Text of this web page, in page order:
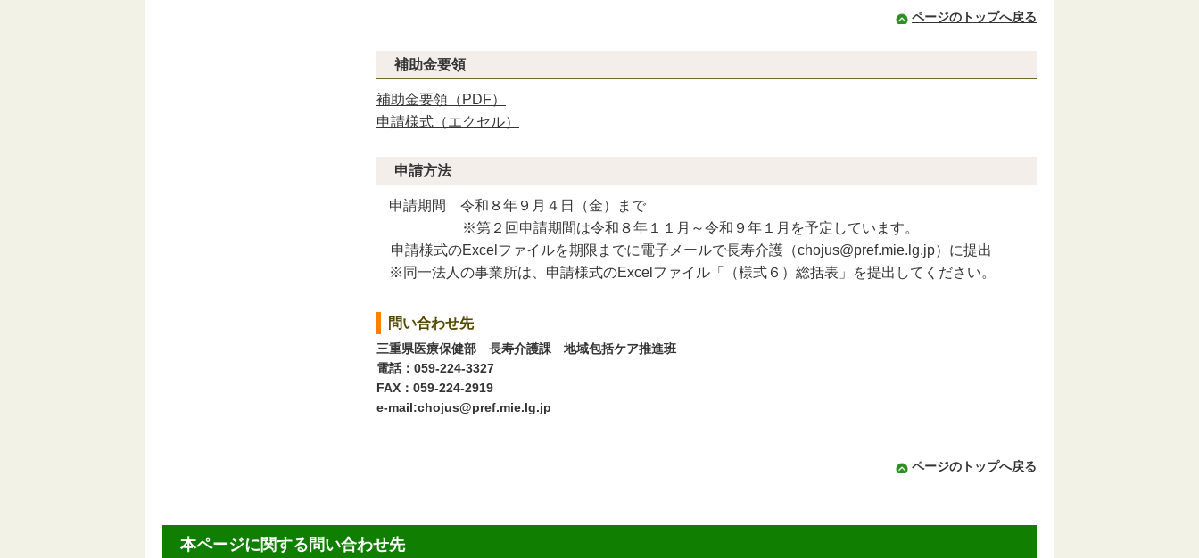
ページのトップへ戻る
補助金要領
補助金要領（PDF）
申請様式（エクセル）
申請方法
申請期間 令和８年９月４日（金）まで
※第２回申請期間は令和８年１１月～令和９年１月を予定しています。
申請様式のExcelファイルを期限までに電子メールで長寿介護（chojus@pref.mie.lg.jp）に提出
※同一法人の事業所は、申請様式のExcelファイル「（様式６）総括表」を提出してください。
問い合わせ先
三重県医療保健部 長寿介護課 地域包括ケア推進班
電話：059-224-3327
FAX：059-224-2919
e-mail:chojus@pref.mie.lg.jp
ページのトップへ戻る
本ページに関する問い合わせ先